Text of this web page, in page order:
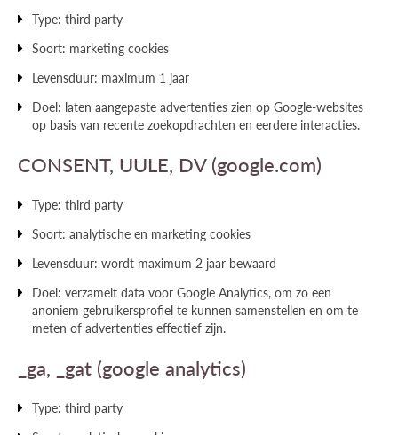
Type: third party
Soort: marketing cookies
Levensduur: maximum 1 jaar
Doel: laten aangepaste advertenties zien op Google-websites
op basis van recente zoekopdrachten en eerdere interacties.
CONSENT, UULE, DV (google.com)
Type: third party
Soort: analytische en marketing cookies
Levensduur: wordt maximum 2 jaar bewaard
Doel: verzamelt data voor Google Analytics, om zo een
anoniem gebruikersprofiel te kunnen samenstellen en om te
meten of advertenties effectief zijn.
_ga, _gat (google analytics)
Type: third party